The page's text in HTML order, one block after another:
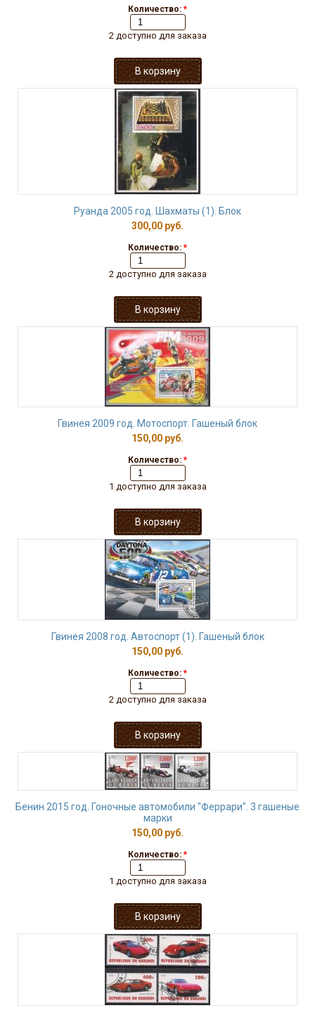
Количество: *
2 доступно для заказа
Руанда 2005 год. Шахматы (1). Блок
300,00 руб.
Количество: *
2 доступно для заказа
Гвинея 2009 год. Мотоспорт. Гашеный блок
150,00 руб.
Количество: *
1 доступно для заказа
Гвинея 2008 год. Автоспорт (1). Гашеный блок
150,00 руб.
Количество: *
2 доступно для заказа
Бенин 2015 год. Гоночные автомобили "Феррари". 3 гашеные
марки
150,00 руб.
Количество: *
1 доступно для заказа